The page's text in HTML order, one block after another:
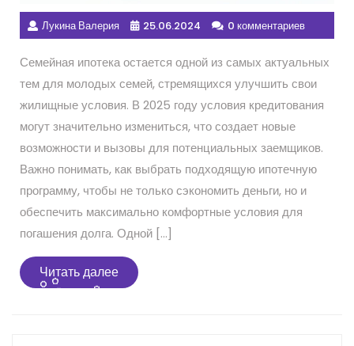
Лукина Валерия 25.06.2024 0 комментариев
Семейная ипотека остается одной из самых актуальных
тем для молодых семей, стремящихся улучшить свои
жилищные условия. В 2025 году условия кредитования
могут значительно измениться, что создает новые
возможности и вызовы для потенциальных заемщиков.
Важно понимать, как выбрать подходящую ипотечную
программу, чтобы не только сэкономить деньги, но и
обеспечить максимально комфортные условия для
погашения долга. Одной […]
Читать далееЧитать
далее